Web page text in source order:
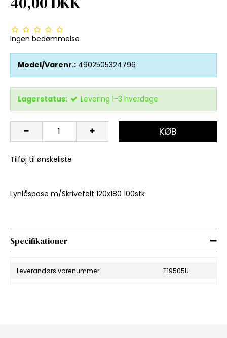
Ingen bedømmelse
Model/Varenr.: 4902505324796
Lagerstatus: Levering 1-3 hverdage
KØB
Tilføj til ønskeliste
Lynlåspose m/Skrivefelt 120x180 100stk
Specifikationer
Leverandørs varenummer T19505U